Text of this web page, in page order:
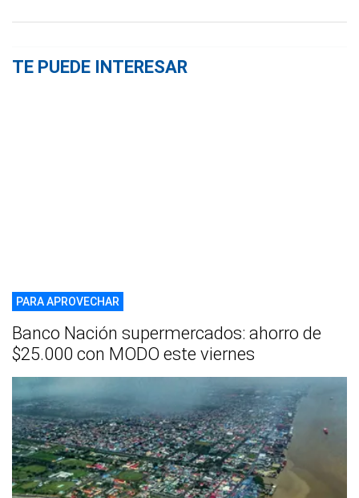
TE PUEDE INTERESAR
PARA APROVECHAR
Banco Nación supermercados: ahorro de
$25.000 con MODO este viernes